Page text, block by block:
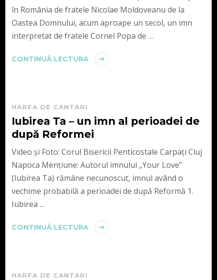
în România de fratele Nicolae Moldoveanu de la
Oastea Domnului, acum aproape un secol, un imn
interpretat de fratele Cornel Popa de …
CONTINUĂ LECTURA
HARFA DE CANTARI
Iubirea Ta – un imn al perioadei de
după Reformei
Video și Foto: Corul Bisericii Penticostale Carpați Cluj
Napoca Mențiune: Autorul imnului „Your Love”
(Iubirea Ta) rămâne necunoscut, imnul având o
vechime probabilă a perioadei de după Reformă 1.
Iubirea …
CONTINUĂ LECTURA
HARFA DE CANTARI